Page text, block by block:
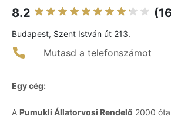
8.2
Budapest, Szent István út 213.
Mutasd a telefonszámot
Egy cég:
A Pumukli Állatorvosi Rendelő 2000